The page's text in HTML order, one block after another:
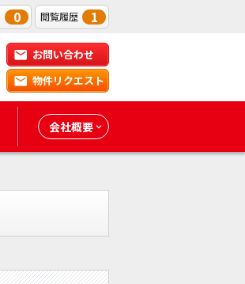
0 閲覧履歴 1
お問い合わせ
物件リクエスト
会社概要